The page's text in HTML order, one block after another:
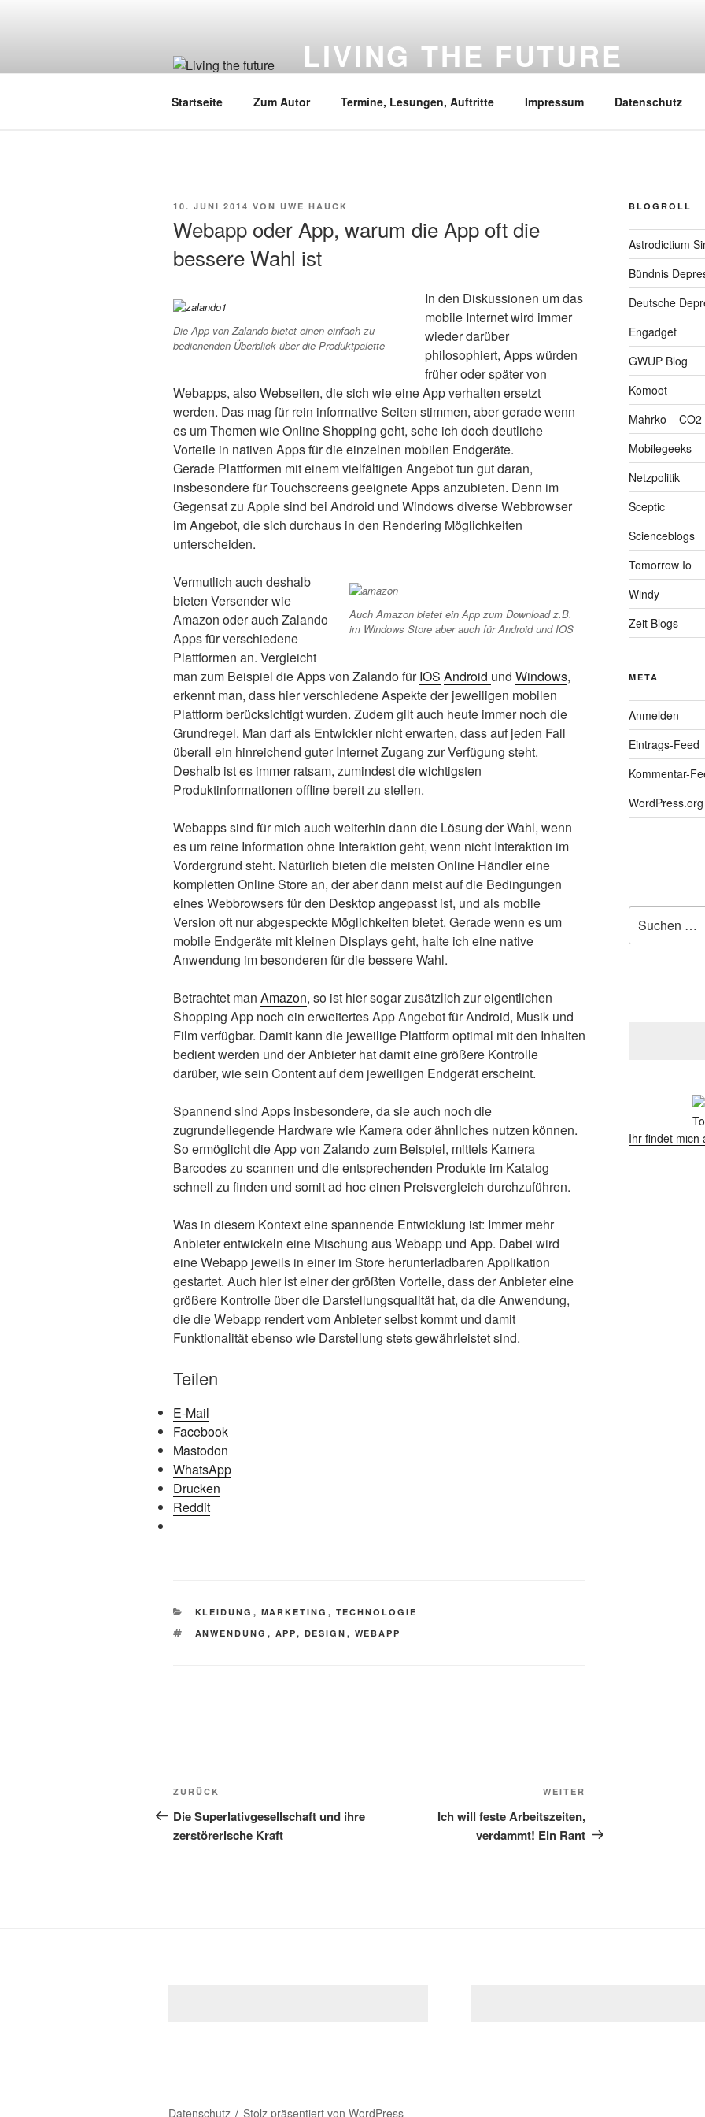
LIVING THE FUTURE
Startseite Zum Autor Termine, Lesungen, Auftritte Impressum Datenschutz
VERÖFFENTLICHT
10. JUNI 2014 VON UWE HAUCK
Webapp oder App, warum die App oft die
bessere Wahl ist
Die App von Zalando bietet einen einfach zu
bedienenden Überblick über die Produktpalette
In den Diskussionen um das
mobile Internet wird immer
wieder darüber
philosophiert, Apps würden
früher oder später von
Webapps, also Webseiten, die sich wie eine App verhalten ersetzt
werden. Das mag für rein informative Seiten stimmen, aber gerade wenn
es um Themen wie Online Shopping geht, sehe ich doch deutliche
Vorteile in nativen Apps für die einzelnen mobilen Endgeräte.
Gerade Plattformen mit einem vielfältigen Angebot tun gut daran,
insbesondere für Touchscreens geeignete Apps anzubieten. Denn im
Gegensat zu Apple sind bei Android und Windows diverse Webbrowser
im Angebot, die sich durchaus in den Rendering Möglichkeiten
unterscheiden.
Auch Amazon bietet ein App zum Download z.B.
im Windows Store aber auch für Android und IOS
Vermutlich auch deshalb
bieten Versender wie
Amazon oder auch Zalando
Apps für verschiedene
Plattformen an. Vergleicht
man zum Beispiel die Apps von Zalando fürIOS Android und Windows,
erkennt man, dass hier verschiedene Aspekte der jeweiligen mobilen
Plattform berücksichtigt wurden. Zudem gilt auch heute immer noch die
Grundregel. Man darf als Entwickler nicht erwarten, dass auf jeden Fall
überall ein hinreichend guter Internet Zugang zur Verfügung steht.
Deshalb ist es immer ratsam, zumindest die wichtigsten
Produktinformationen offline bereit zu stellen.
Webapps sind für mich auch weiterhin dann die Lösung der Wahl, wenn
es um reine Information ohne Interaktion geht, wenn nicht Interaktion im
Vordergrund steht. Natürlich bieten die meisten Online Händler eine
kompletten Online Store an, der aber dann meist auf die Bedingungen
eines Webbrowsers für den Desktop angepasst ist, und als mobile
Version oft nur abgespeckte Möglichkeiten bietet. Gerade wenn es um
mobile Endgeräte mit kleinen Displays geht, halte ich eine native
Anwendung im besonderen für die bessere Wahl.
Betrachtet man Amazon, so ist hier sogar zusätzlich zur eigentlichen
Shopping App noch ein erweitertes App Angebot für Android, Musik und
Film verfügbar. Damit kann die jeweilige Plattform optimal mit den Inhalten
bedient werden und der Anbieter hat damit eine größere Kontrolle
darüber, wie sein Content auf dem jeweiligen Endgerät erscheint.
Spannend sind Apps insbesondere, da sie auch noch die
zugrundeliegende Hardware wie Kamera oder ähnliches nutzen können.
So ermöglicht die App von Zalando zum Beispiel, mittels Kamera
Barcodes zu scannen und die entsprechenden Produkte im Katalog
schnell zu finden und somit ad hoc einen Preisvergleich durchzuführen.
Was in diesem Kontext eine spannende Entwicklung ist: Immer mehr
Anbieter entwickeln eine Mischung aus Webapp und App. Dabei wird
eine Webapp jeweils in einer im Store herunterladbaren Applikation
gestartet. Auch hier ist einer der größten Vorteile, dass der Anbieter eine
größere Kontrolle über die Darstellungsqualität hat, da die Anwendung,
die die Webapp rendert vom Anbieter selbst kommt und damit
Funktionalität ebenso wie Darstellung stets gewährleistet sind.
Teilen
E-Mail
Facebook
Mastodon
WhatsApp
Drucken
Reddit
KATEGORIEN
KLEIDUNG , MARKETING , TECHNOLOGIE
SCHLAGWÖRTER
ANWENDUNG , APP, DESIGN , WEBAPP
Beitragsnavigation
Vorheriger
Beitrag
ZURÜCK
Die Superlativgesellschaft und ihre
zerstörerische Kraft
WEITER
Ich will feste Arbeitszeiten,
verdammt! Ein Rant
BLOGROLL
Astrodictium
Bündnis
Deutsche
Engadget
GWUP Blog
Komoot
Mahrko –
Mobilegeeks
Netzpolitik
Sceptic
Scienceblogs
Tomorrow Io
Windy
Zeit Blogs
META
Anmelden
Eintrags-Feed
Kommentar-
WordPress.org
nach:
Ihr findet mich
Datenschutz Stolz präsentiert von WordPress